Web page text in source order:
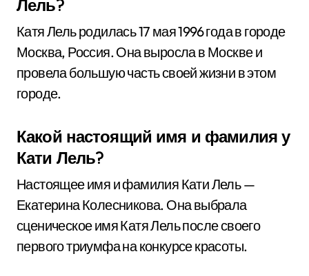
Лель?
Катя Лель родилась 17 мая 1996 года в городе
Москва, Россия. Она выросла в Москве и
провела большую часть своей жизни в этом
городе.
Какой настоящий имя и фамилия у
Кати Лель?
Настоящее имя и фамилия Кати Лель —
Екатерина Колесникова. Она выбрала
сценическое имя Катя Лель после своего
первого триумфа на конкурсе красоты.